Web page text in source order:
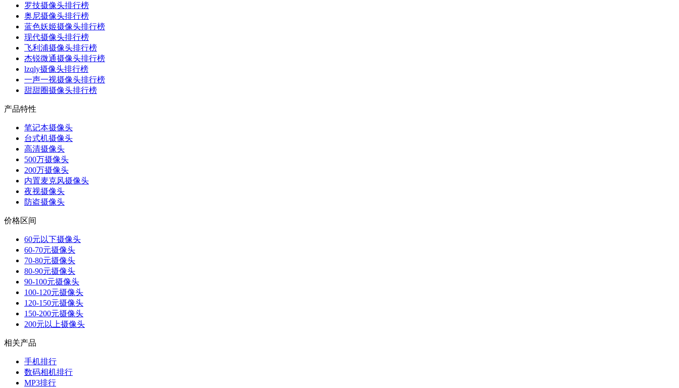
罗技摄像头排行榜
奥尼摄像头排行榜
蓝色妖姬摄像头排行榜
现代摄像头排行榜
飞利浦摄像头排行榜
杰锐微通摄像头排行榜
lzqly摄像头排行榜
一声一视摄像头排行榜
甜甜圈摄像头排行榜
产品特性
笔记本摄像头
台式机摄像头
高清摄像头
500万摄像头
200万摄像头
内置麦克风摄像头
夜视摄像头
防盗摄像头
价格区间
60元以下摄像头
60-70元摄像头
70-80元摄像头
80-90元摄像头
90-100元摄像头
100-120元摄像头
120-150元摄像头
150-200元摄像头
200元以上摄像头
相关产品
手机排行
数码相机排行
MP3排行